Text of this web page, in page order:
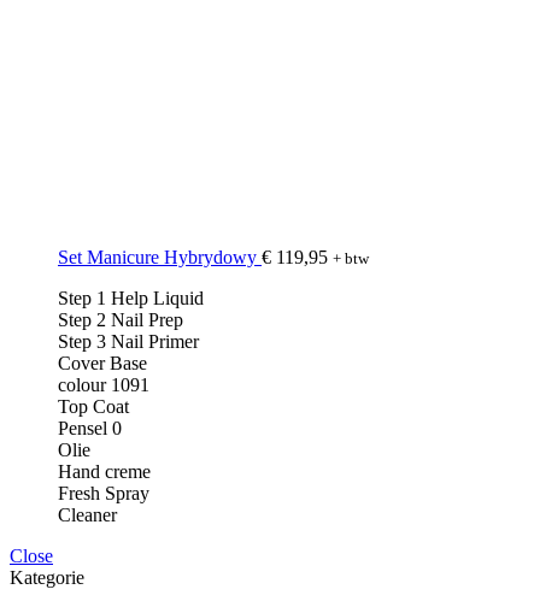
Set Manicure Hybrydowy € 119,95 + btw
Step 1 Help Liquid
Step 2 Nail Prep
Step 3 Nail Primer
Cover Base
colour 1091
Top Coat
Pensel 0
Olie
Hand creme
Fresh Spray
Cleaner
Close
Kategorie